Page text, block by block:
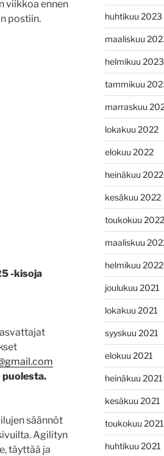
viikkoa ennen
postiin.
-kisoja
puolesta.
säännöt
Agilityn
täyttää ja
huhtikuu 2023
maaliskuu
helmikuu 2023
tammikuu
marraskuu
lokakuu 2022
elokuu 2022
heinäkuu 2022
kesäkuu 2022
toukokuu 2022
maaliskuu
helmikuu 2022
joulukuu 2021
lokakuu 2021
syyskuu 2021
elokuu 2021
heinäkuu 2021
kesäkuu 2021
toukokuu 2021
huhtikuu 2021